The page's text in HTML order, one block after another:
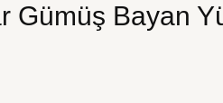
Gümüş Bayan